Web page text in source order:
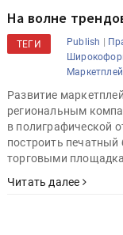
На волне
ТЕГИ Publish |
Развитие
региональным
в полиграфической
построить печатный
торговыми
Читать далее